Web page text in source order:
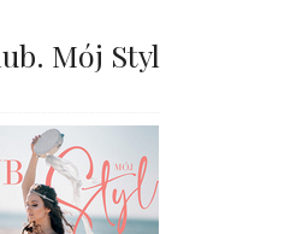
Mój Styl